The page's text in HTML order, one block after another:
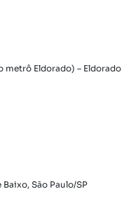
metrô Eldorado) – Eldorado
São Paulo/SP